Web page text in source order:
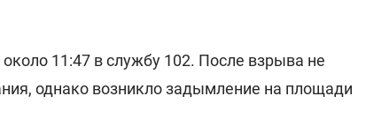
11:47 в службу 102. После взрыва не
однако возникло задымление на площади